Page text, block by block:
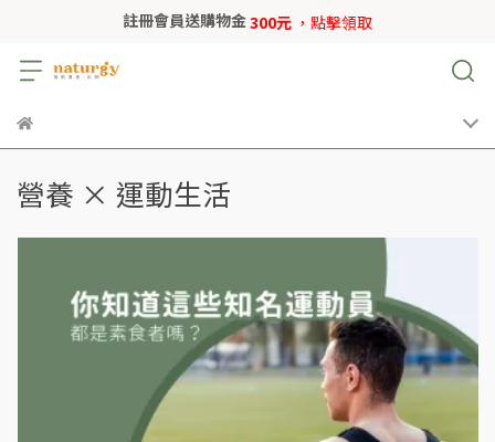
註冊會員送購物金300元 ，點擊領取
營養 × 運動生活